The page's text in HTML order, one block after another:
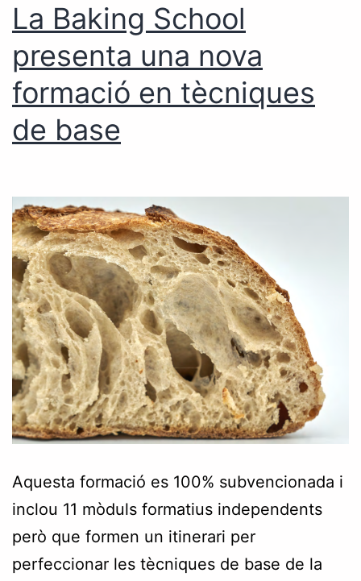
La Baking School
presenta una nova
formació en tècniques
de base
Aquesta formació es 100% subvencionada i
inclou 11 mòduls formatius independents
però que formen un itinerari per
perfeccionar les tècniques de base de la